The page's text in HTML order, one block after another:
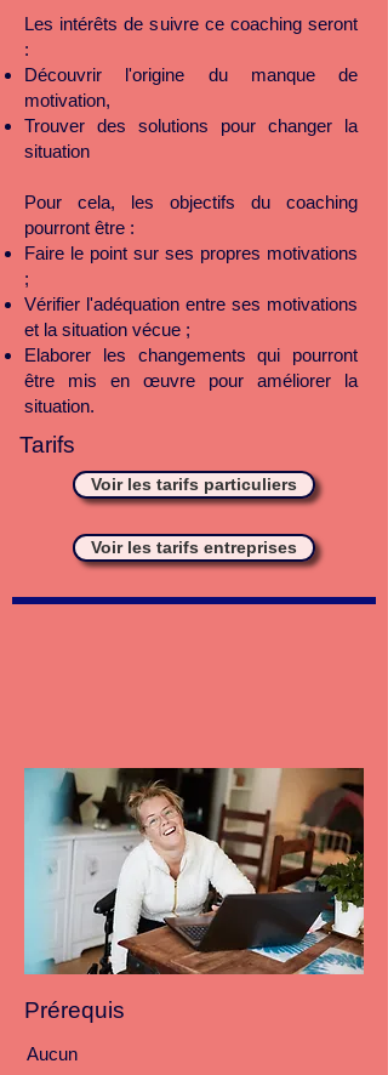
Les intérêts de suivre ce coaching seront
:
Découvrir l'origine du manque de
motivation,
Trouver des solutions pour changer la
situation
Pour cela, les objectifs du coaching
pourront être :
Faire le point sur ses propres motivations
;
Vérifier l'adéquation entre ses motivations
et la situation vécue ;
Elaborer les changements qui pourront
être mis en œuvre pour améliorer la
situation.
Tarifs
Voir les tarifs particuliers
Voir les tarifs entreprises
Prérequis
Aucun